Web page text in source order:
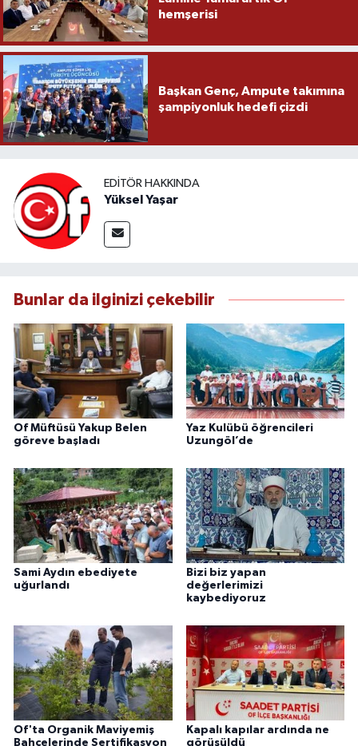
hemşerisi
Başkan Genç, Ampute takımına
şampiyonluk hedefi çizdi
EDITÖR HAKKINDA
Yüksel Yaşar
Bunlar da ilginizi çekebilir
Of Müftüsü Yakup Belen
göreve başladı
Yaz Kulübü öğrencileri
Uzungöl’de
Sami Aydın ebediyete
uğurlandı
Bizi biz yapan
değerlerimizi
kaybediyoruz
Of'ta Organik Maviyemiş
Bahçelerinde Sertifikasyon
Kapalı kapılar ardında ne
görüşüldü